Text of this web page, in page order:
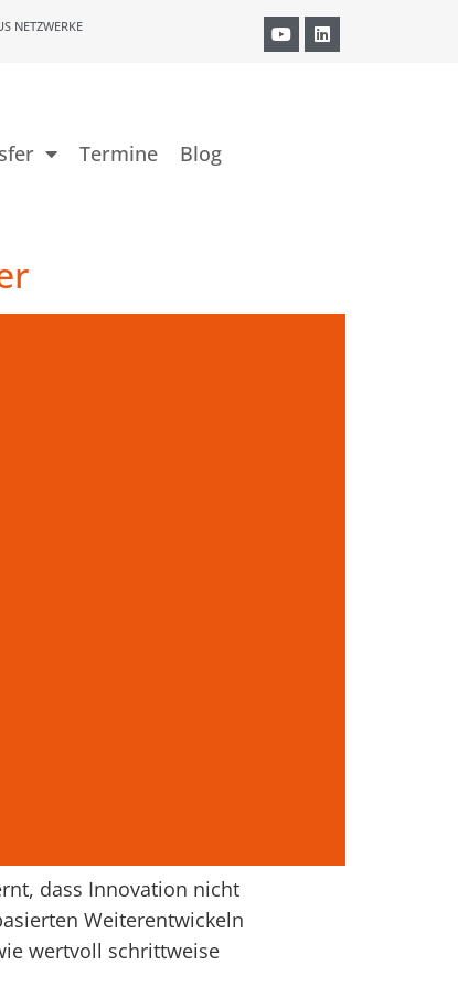
NETZWERKE
Termine Blog
dass Innovation nicht
Weiterentwickeln
wertvoll schrittweise